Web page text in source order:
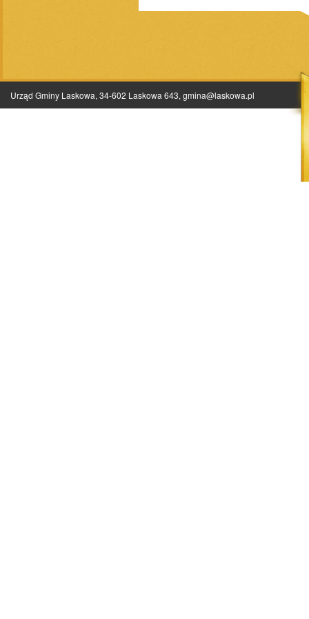
Urząd Gminy Laskowa, 34-602 Laskowa 643, gmina@laskowa.pl